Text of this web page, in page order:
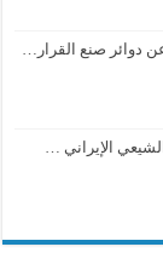
عن دوائر صنع القرار…
الإيراني …